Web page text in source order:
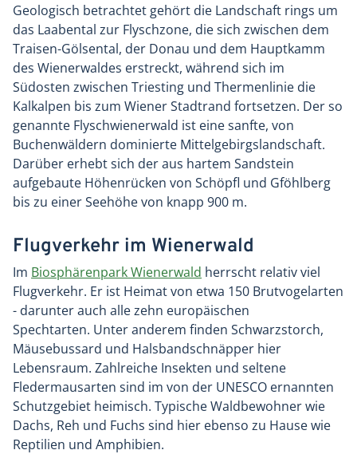
Geologisch betrachtet gehört die Landschaft rings um
das Laabental zur Flyschzone, die sich zwischen dem
Traisen-Gölsental, der Donau und dem Hauptkamm
des Wienerwaldes erstreckt, während sich im
Südosten zwischen Triesting und Thermenlinie die
Kalkalpen bis zum Wiener Stadtrand fortsetzen. Der so
genannte Flyschwienerwald ist eine sanfte, von
Buchenwäldern dominierte Mittelgebirgslandschaft.
Darüber erhebt sich der aus hartem Sandstein
aufgebaute Höhenrücken von Schöpfl und Gföhlberg
bis zu einer Seehöhe von knapp 900 m.
Flugverkehr im Wienerwald
Im Biosphärenpark Wienerwald herrscht relativ viel
Flugverkehr. Er ist Heimat von etwa 150 Brutvogelarten
- darunter auch alle zehn europäischen
Spechtarten. Unter anderem finden Schwarzstorch,
Mäusebussard und Halsbandschnäpper hier
Lebensraum. Zahlreiche Insekten und seltene
Fledermausarten sind im von der UNESCO ernannten
Schutzgebiet heimisch. Typische Waldbewohner wie
Dachs, Reh und Fuchs sind hier ebenso zu Hause wie
Reptilien und Amphibien.